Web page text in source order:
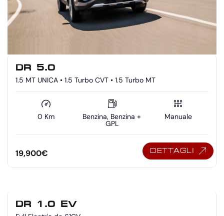
DR 5.0
1.5 MT UNICA • 1.5 Turbo CVT • 1.5 Turbo MT
0 Km Benzina, Benzina +
GPL
Manuale
19,900€ DETTAGLI
DR 1.0 EV